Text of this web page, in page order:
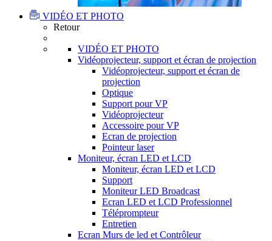
VIDÉO ET PHOTO
Retour
VIDÉO ET PHOTO
Vidéoprojecteur, support et écran de projection
Vidéoprojecteur, support et écran de
projection
Optique
Support pour VP
Vidéoprojecteur
Accessoire pour VP
Ecran de projection
Pointeur laser
Moniteur, écran LED et LCD
Moniteur, écran LED et LCD
Support
Moniteur LED Broadcast
Ecran LED et LCD Professionnel
Téléprompteur
Entretien
Ecran Murs de led et Contrôleur